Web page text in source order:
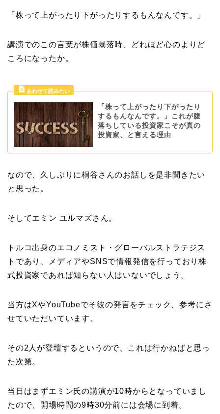
「株って上がったり下がったりするもんなんです。」
講演でのこの言葉が株価暴落時、どれほど心のよりど
ころになったか。
「株って上がったり下がったり
するもんなんです。」これが腹
落ちしている投資家こそが真の
投資家、と言える理由
なので、久しぶりに桐谷さんのお話しを是非聞きたい
と思った。
そしてエミン ユルマズさん。
トルコ出身のエコノミスト・グローバルストラテジス
トであり、メディアやSNSで情報発信を行っており株
式投資家であれば知らない人はいないでしょう。
当方はXやYouTubeでそ彼の発言をチェック、参考にさ
せていただいています。
その2人が登壇するというので、これは行かねばと思っ
た次第。
当日はまずエミン氏の講演が10時からとなっていまし
たので、開場時間の9時30分前には会場に到着。